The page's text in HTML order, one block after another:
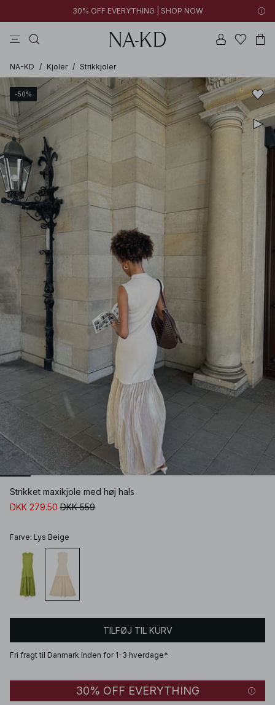
30% OFF EVERYTHING | SHOP NOW
NA-KD / Kjoler / Strikkjoler
-50%
Strikket maxikjole med høj hals
DKK 279.50 DKK 559
Farve: Lys Beige
TILFØJ TIL KURV
Fri fragt til Danmark inden for 1-3 hverdage*
30% OFF EVERYTHING